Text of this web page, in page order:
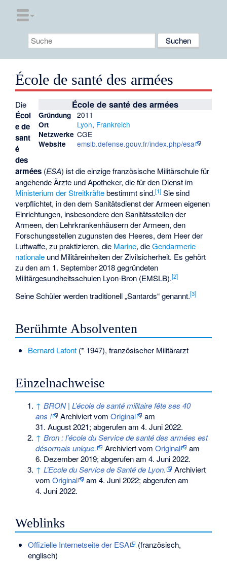
École de santé des armées
École de santé des armées
Gründung 2011
Ort Lyon, Frankreich
Netzwerke CGE
Website emslb.defense.gouv.fr/index.php/esa
Die
Écol
e de
sant
é
des
armées (ESA) ist die einzige französische Militärschule für
angehende Ärzte und Apotheker, die für den Dienst im
Ministerium der Streitkräftebestimmt sind.[1] Sie sind
verpflichtet, in den dem Sanitätsdienst der Armeen eigenen
Einrichtungen, insbesondere den Sanitätsstellen der
Armeen, den Lehrkrankenhäusern der Armeen, den
Forschungsstellen zugunsten des Heeres, dem Heer der
Luftwaffe, zu praktizieren, die Marine, dieGendarmerie
nationale und Militäreinheiten der Zivilsicherheit. Es gehört
zu den am 1. September 2018 gegründeten
Militärgesundheitsschulen Lyon-Bron (EMSLB).[2]
Seine Schüler werden traditionell „Santards“ genannt.[3]
Berühmte Absolventen
Bernard Lafont(* 1947), französischer Militärarzt
Einzelnachweise
↑ BRON | L’école de santé militaire fête ses 40
ans !
Archiviert vomOriginal
am
31. August 2021; abgerufen am 4. Juni 2022.
↑ Bron : l’école du Service de santé des armées est
désormais unique.
Archiviert vomOriginal
am
6. Dezember 2019; abgerufen am 4. Juni 2022.
↑ L’Ecole du Service de Santé de Lyon.
Archiviert
vomOriginal am4. Juni 2022; abgerufen am
4. Juni 2022.
Weblinks
Offizielle Internetseite der ESA
(französisch,
englisch)